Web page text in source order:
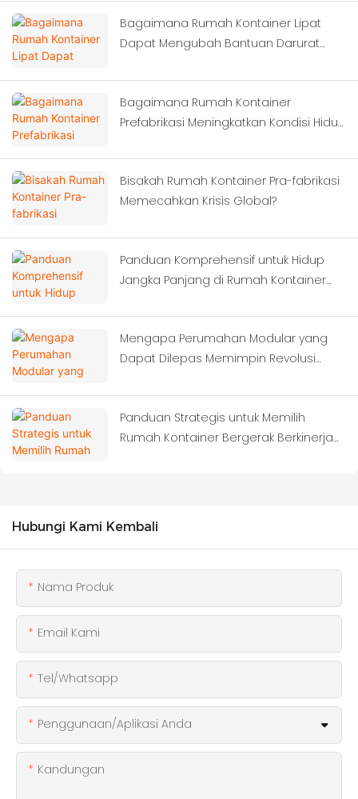
Bagaimana Rumah Kontainer Lipat
Dapat Mengubah Bantuan Darurat
Bagaimana Rumah Kontainer
Prefabrikasi Meningkatkan Kondisi Hidup
Bisakah Rumah Kontainer Pra-fabrikasi
Memecahkan Krisis Global?
Panduan Komprehensif untuk Hidup
Jangka Panjang di Rumah Kontainer
Mengapa Perumahan Modular yang
Dapat Dilepas Memimpin Revolusi
Panduan Strategis untuk Memilih
Rumah Kontainer Bergerak Berkinerja
Hubungi Kami Kembali
Nama Produk
Email Kami
Tel/whatsapp
Penggunaan/Aplikasi Anda
Kandungan